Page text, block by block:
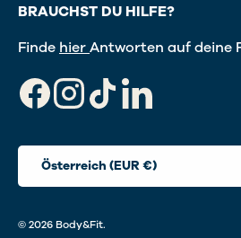
BRAUCHST DU HILFE?
Finde hierAntworten auf deine
FacebookInstagram
TikTokLinkedIn
Land/Region
Österreich (EUR €)
© 2026 Body&Fit.